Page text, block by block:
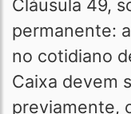
Cláusula 49,
permanente:
no cotidiano
Caixa devem
previamente,